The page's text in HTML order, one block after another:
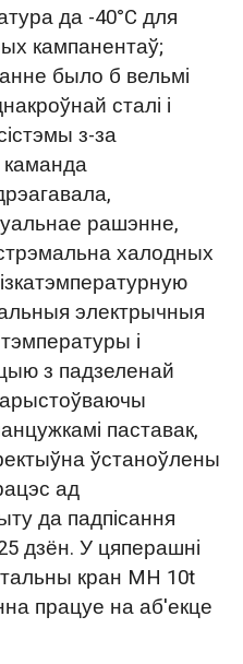
да -40°C для
кампанентаў;
было б вельмі
сталі і
з-за
каманда
рашэнне,
халодных
электрычныя
і
з падзеленай
паставак,
ўстаноўлены
ад
да падпісання
дзён. У цяперашні
кран MH 10t
працуе на аб'екце